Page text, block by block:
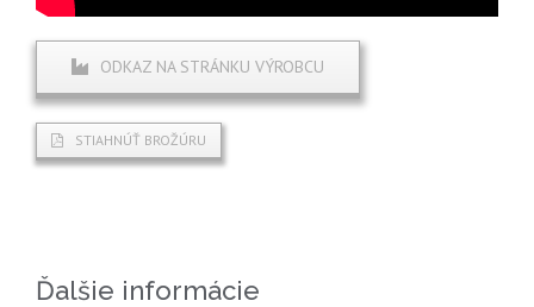
ODKAZ NA STRÁNKU VÝROBCU
STIAHNÚŤ BROŽÚRU
Ďalšie informácie